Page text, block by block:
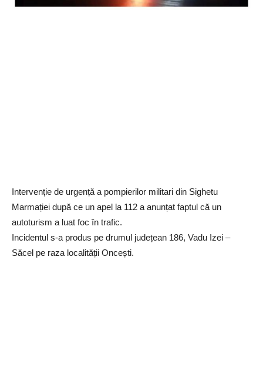
Intervenție de urgență a pompierilor militari din Sighetu
Marmației după ce un apel la 112 a anunțat faptul că un
autoturism a luat foc în trafic.
Incidentul s-a produs pe drumul județean 186, Vadu Izei –
Săcel pe raza localității Oncești.